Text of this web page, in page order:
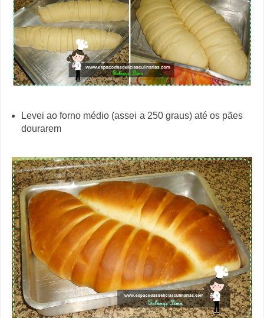
Levei ao forno médio (assei a 250 graus) até os pães
dourarem